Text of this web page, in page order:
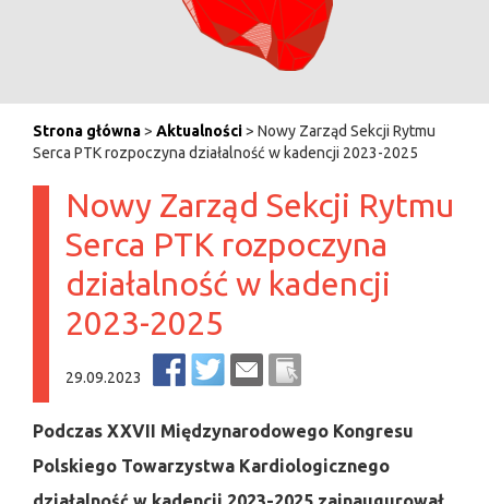
Strona główna> Aktualności> Nowy Zarząd Sekcji Rytmu
Serca PTK rozpoczyna działalność w kadencji 2023-2025
Nowy Zarząd Sekcji Rytmu
Serca PTK rozpoczyna
działalność w kadencji
2023-2025
29.09.2023
Podczas XXVII Międzynarodowego Kongresu
Polskiego Towarzystwa Kardiologicznego